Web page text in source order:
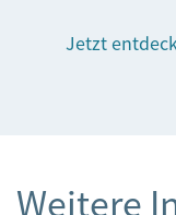
Jetzt
Weitere